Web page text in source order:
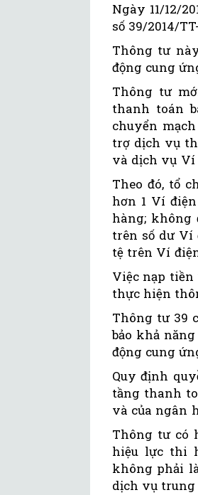
Ngày 11/12/
số 39/2014/
Thông tư
động cung
Thông tư
thanh toán
chuyển
trợ dịch vụ
và dịch vụ Ví
Theo đó, tổ
hơn 1 Ví
hàng; không
trên số dư Ví
tệ trên Ví
Việc nạp
thực hiện
Thông tư 39
bảo khả
động cung
Quy định
tầng thanh
và của ngân
Thông tư có
hiệu lực thi
không phải
dịch vụ